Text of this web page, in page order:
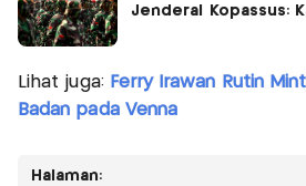
Jenderal Kopassus:
Lihat juga: Ferry Irawan Rutin
Badan pada Venna
Halaman: